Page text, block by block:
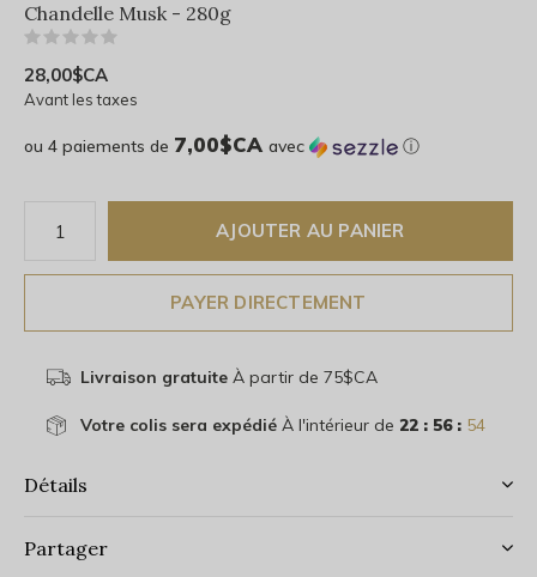
Chandelle Musk - 280g
28,00$CA
Avant les taxes
ou 4 paiements de 7,00$CA avec ⓘ
AJOUTER AU PANIER
PAYER DIRECTEMENT
Livraison gratuiteÀ partir de 75$CA
Votre colis sera expédiéÀ l'intérieur de 22 : 56 : 54
Détails
Partager